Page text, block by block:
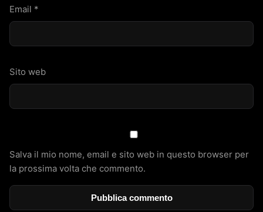
Email *
Sito web
Salva il mio nome, email e sito web in questo browser per
la prossima volta che commento.